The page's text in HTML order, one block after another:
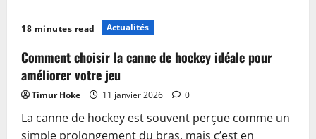
Choisir
un
de
hockey
gardien
adapté
pour
optimiser
sa
protection
et
18 minutes read Actualités
Comment choisir la canne de hockey idéale pour
améliorer votre jeu
Timur Hoke 11 janvier 2026 0
La canne de hockey est souvent perçue comme un
simple prolongement du bras, mais c’est en